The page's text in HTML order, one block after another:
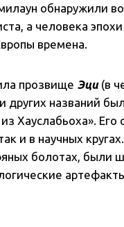
обнаружили
а человека
времена.
прозвище Эци(в
названий
Хауслабьоха».
и в научных
болотах, были